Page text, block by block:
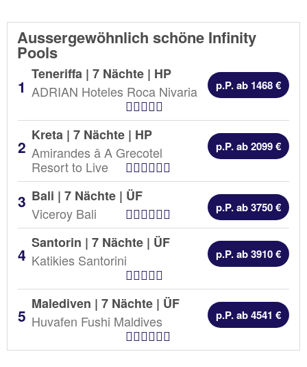
Aussergewöhnlich schöne Infinity
Pools
Teneriffa | 7 Nächte | HP
ADRIAN Hoteles Roca Nivaria
p.P. ab 1468 €
Kreta | 7 Nächte | HP
Amirandes â A Grecotel
Resort to Live
p.P. ab 2099 €
Bali | 7 Nächte | ÜF
Viceroy Bali
Hotel Kategorien
p.P. ab 3750 €
Santorin | 7 Nächte | ÜF
Katikies Santorini
p.P. ab 3910 €
Malediven | 7 Nächte | ÜF
Huvafen Fushi Maldives
p.P. ab 4541 €